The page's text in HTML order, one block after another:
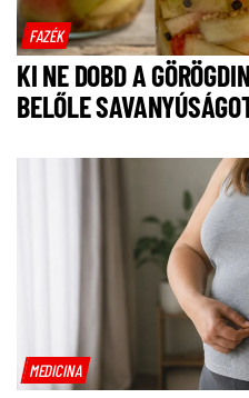
FAZÉK
KI NE DOBD A
BELŐLE
MEDICINA